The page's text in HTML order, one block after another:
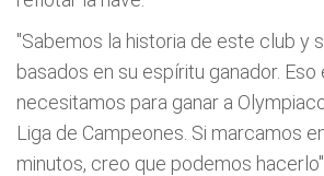
"Sabemos la historia de este club y
basados en su espíritu ganador. Eso
necesitamos para ganar a
Liga de Campeones. Si marcamos
minutos, creo que podemos